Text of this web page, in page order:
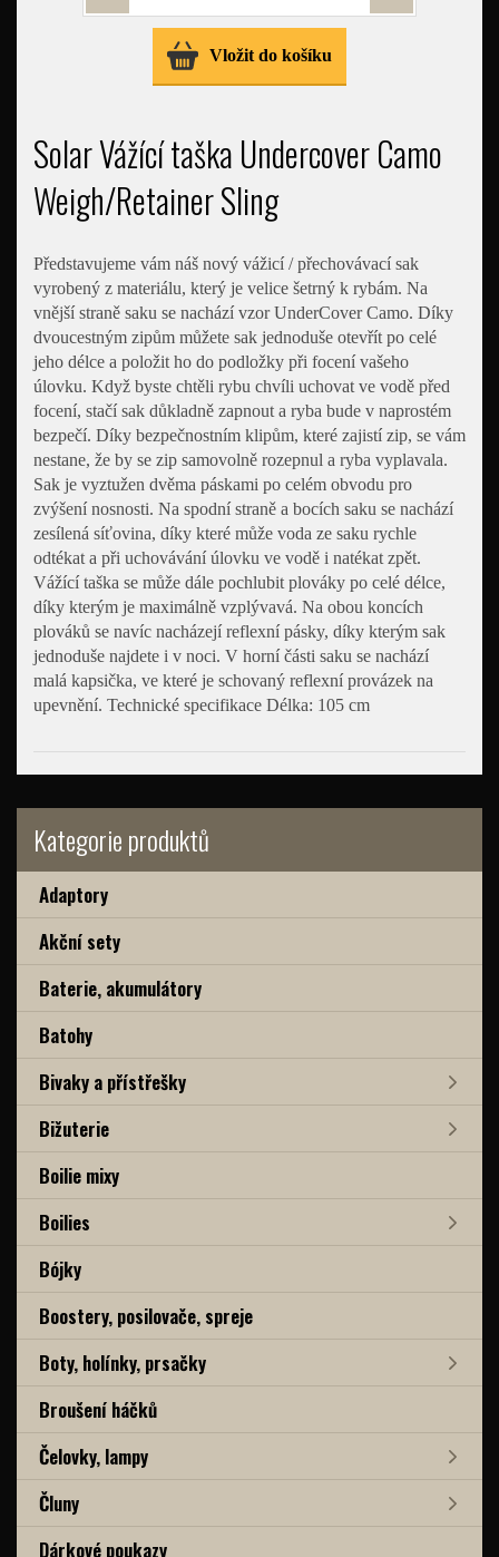
Kategorie produktů
Adaptory
Akční sety
Baterie, akumulátory
Batohy
Bivaky a přístřešky
Bižuterie
Boilie mixy
Boilies
Bójky
Boostery, posilovače, spreje
Boty, holínky, prsačky
Broušení háčků
Čelovky, lampy
Čluny
Dárkové poukazy
Vložit do košíku
Solar Vážící taška Undercover Camo
Weigh/Retainer Sling
Představujeme vám náš nový vážicí / přechovávací sak
vyrobený z materiálu, který je velice šetrný k rybám. Na
vnější straně saku se nachází vzor UnderCover Camo. Díky
dvoucestným zipům můžete sak jednoduše otevřít po celé
jeho délce a položit ho do podložky při focení vašeho
úlovku. Když byste chtěli rybu chvíli uchovat ve vodě před
focení, stačí sak důkladně zapnout a ryba bude v naprostém
bezpečí. Díky bezpečnostním klipům, které zajistí zip, se vám
nestane, že by se zip samovolně rozepnul a ryba vyplavala.
Sak je vyztužen dvěma páskami po celém obvodu pro
zvýšení nosnosti. Na spodní straně a bocích saku se nachází
zesílená síťovina, díky které může voda ze saku rychle
odtékat a při uchovávání úlovku ve vodě i natékat zpět.
Vážící taška se může dále pochlubit plováky po celé délce,
díky kterým je maximálně vzplývavá. Na obou koncích
plováků se navíc nacházejí reflexní pásky, díky kterým sak
jednoduše najdete i v noci. V horní části saku se nachází
malá kapsička, ve které je schovaný reflexní provázek na
upevnění. Technické specifikace Délka: 105 cm